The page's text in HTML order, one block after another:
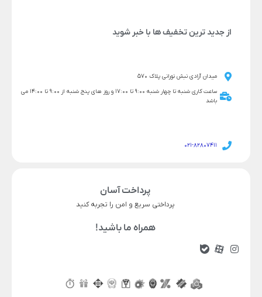
از جدید ترین تخفیف ها با خبر شوید
میدان آزادی نبش نورانی پلاک 570
ساعت کاری شنبه تا چهار شنبه 9:00 تا 17:00 و روز های پنج شنبه از 9:00 تا 14:00 می
باشد
021-82807411
پرداخت آسان
پرداختی سریع و امن را تجربه کنید
همراه ما باشید!